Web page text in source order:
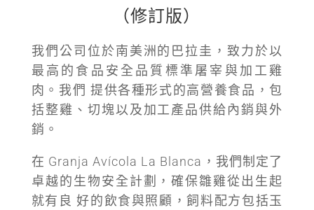
（修訂版）
我們公司位於南美洲的巴拉圭，致力於以
最高的食品安全品質標準屠宰與加工雞
肉。我們 提供各種形式的高營養食品，包
括整雞、切塊以及加工產品供給內銷與外
銷。
在 Granja Avícola La Blanca，我們制定了
卓越的生物安全計劃，確保雛雞從出生起
就有良 好的飲食與照顧，飼料配方包括玉